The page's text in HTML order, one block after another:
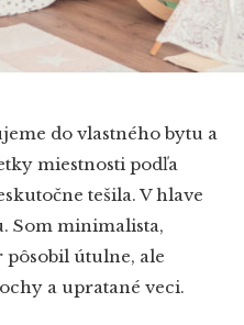
do vlastného bytu a
miestnosti podľa
tešila. V hlave
Som minimalista,
pôsobil útulne, ale
a upratané veci.